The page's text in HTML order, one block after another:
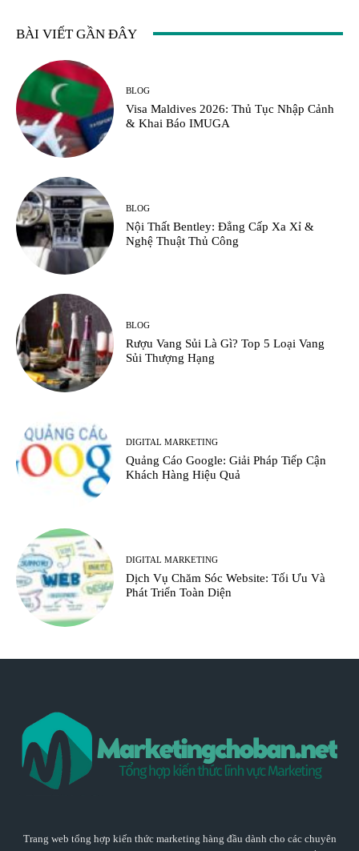
BÀI VIẾT GẦN ĐÂY
BLOG
Visa Maldives 2026: Thủ Tục Nhập Cảnh
& Khai Báo IMUGA
BLOG
Nội Thất Bentley: Đẳng Cấp Xa Xỉ &
Nghệ Thuật Thủ Công
BLOG
Rượu Vang Sủi Là Gì? Top 5 Loại Vang
Sủi Thượng Hạng
DIGITAL MARKETING
Quảng Cáo Google: Giải Pháp Tiếp Cận
Khách Hàng Hiệu Quả
DIGITAL MARKETING
Dịch Vụ Chăm Sóc Website: Tối Ưu Và
Phát Triển Toàn Diện
Trang web tổng hợp kiến thức marketing hàng đầu dành cho các chuyên